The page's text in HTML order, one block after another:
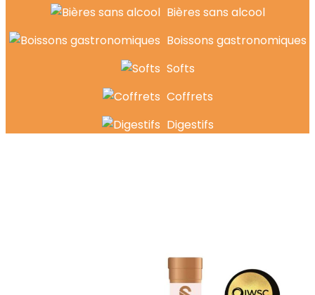
Bières sans alcool
Boissons gastronomiques
Softs
Coffrets
Digestifs